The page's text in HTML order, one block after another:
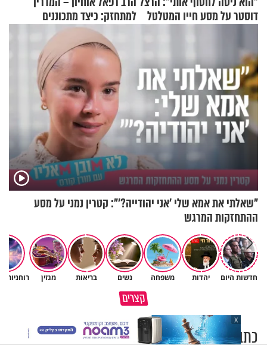
דוסטר על מסע חייו המטלטל
למתחזק: כיצד מתכוננים
לתפילה?
"שאלתי את אמא שלי 'אני יהודייה?'": קטרין נמני על מסע
ההתחזקות המרגש
חדשות היום יהדות משפחה נשים בריאות מגזין רוחניות
קצרים
הבן שלך לא מרגיש כלום, אין לך
סגולה שתעזור לכם למתן את
כתבות נוספות
X